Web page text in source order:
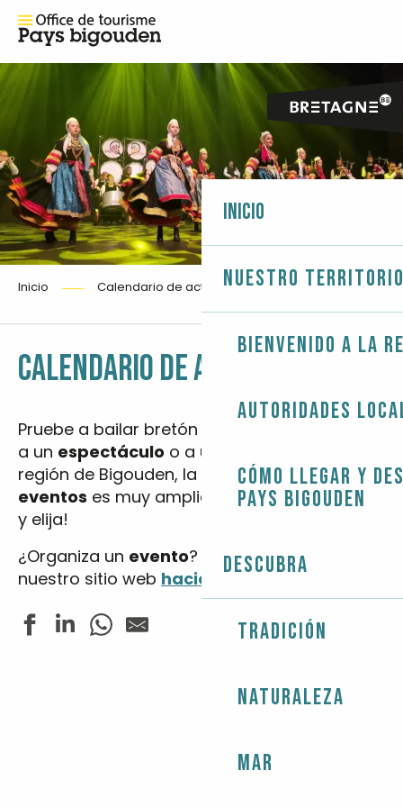
Inicio
Nuestro
Bienvenido a la
Autoridades
Cómo llegar y
Pays Bigouden
Descubra
Tradición
Naturaleza
Mar
Inicio Calendario de actos
CALENDARIO DE ACTOS Ajouter
Pruebe a bailar bretón en
a un espectáculo o a una exposición
región de Bigouden, la oferta defestivalesy
eventos es muy amplia. ¡Indique sus fechas
y elija!
¿Organiza un evento? Anuncie su evento en
nuestro sitio web haciendo clic aquí.